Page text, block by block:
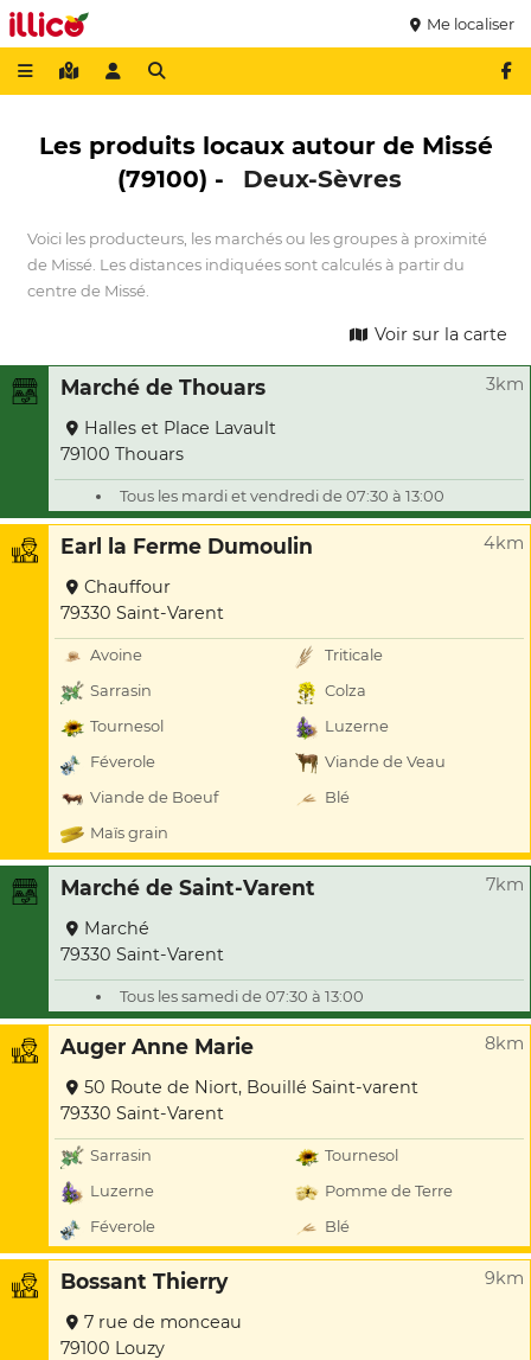
Me localiser
Les produits locaux autour de Missé
(79100) -
Deux-Sèvres
Voici les producteurs, les marchés ou les groupes à proximité
de Missé. Les distances indiquées sont calculés à partir du
centre de Missé.
Voir sur la carte
Marché de Thouars 3km
Halles et Place Lavault
79100 Thouars
Tous les mardi et vendredi de 07:30 à 13:00
Earl la Ferme Dumoulin 4km
Chauffour
79330 Saint-Varent
Avoine
Triticale
Sarrasin
Colza
Tournesol
Luzerne
Féverole
Viande de Veau
Viande de Boeuf
Blé
Maïs grain
Marché de Saint-Varent 7km
Marché
79330 Saint-Varent
Tous les samedi de 07:30 à 13:00
Auger Anne Marie 8km
50 Route de Niort, Bouillé Saint-varent
79330 Saint-Varent
Sarrasin
Tournesol
Luzerne
Pomme de Terre
Féverole
Blé
Bossant Thierry 9km
7 rue de monceau
79100 Louzy